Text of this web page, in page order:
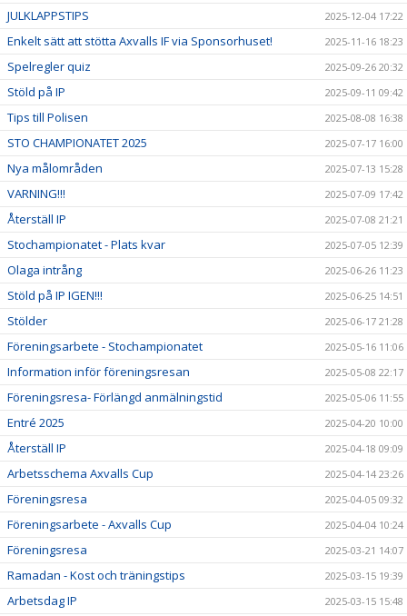
JULKLAPPSTIPS 2025-12-04 17:22
Enkelt sätt att stötta Axvalls IF via Sponsorhuset! 2025-11-16 18:23
Spelregler quiz 2025-09-26 20:32
Stöld på IP 2025-09-11 09:42
Tips till Polisen 2025-08-08 16:38
STO CHAMPIONATET 2025 2025-07-17 16:00
Nya målområden 2025-07-13 15:28
VARNING!!! 2025-07-09 17:42
Återställ IP 2025-07-08 21:21
Stochampionatet - Plats kvar 2025-07-05 12:39
Olaga intrång 2025-06-26 11:23
Stöld på IP IGEN!!! 2025-06-25 14:51
Stölder 2025-06-17 21:28
Föreningsarbete - Stochampionatet 2025-05-16 11:06
Information inför föreningsresan 2025-05-08 22:17
Föreningsresa- Förlängd anmälningstid 2025-05-06 11:55
Entré 2025 2025-04-20 10:00
Återställ IP 2025-04-18 09:09
Arbetsschema Axvalls Cup 2025-04-14 23:26
Föreningsresa 2025-04-05 09:32
Föreningsarbete - Axvalls Cup 2025-04-04 10:24
Föreningsresa 2025-03-21 14:07
Ramadan - Kost och träningstips 2025-03-15 19:39
Arbetsdag IP 2025-03-15 15:48